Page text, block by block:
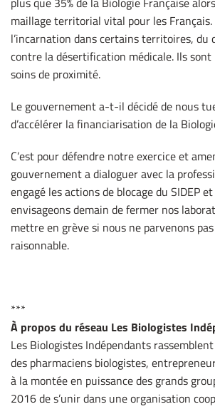
maillage territorial vital pour les
l’incarnation dans certains territoires, du
contre la désertification médicale. Ils
soins de proximité.
Le gouvernement a-t-il décidé de nous
d’accélérer la financiarisation de la
C’est pour défendre notre exercice et
gouvernement a dialoguer avec la
engagé les actions de blocage du SIDEP
envisageons demain de fermer nos
mettre en grève si nous ne parvenons
raisonnable.
***
À propos du réseau Les Biologistes
Les Biologistes Indépendants
des pharmaciens biologistes,
à la montée en puissance des grands
2016 de s’unir dans une organisation